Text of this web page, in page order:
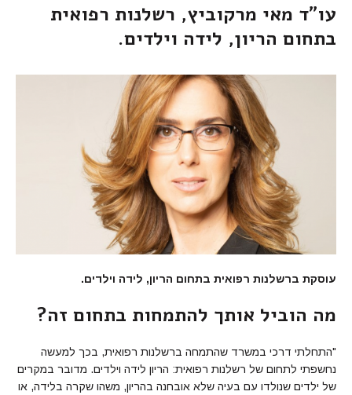
עו"ד מאי מרקוביץ, רשלנות רפואית
בתחום הריון, לידה וילדים.
עוסקת ברשלנות רפואית בתחום הריון, לידה וילדים.
מה הוביל אותך להתמחות בתחום זה?
"התחלתי דרכי במשרד שהתמחה ברשלנות רפואית, בכך למעשה
נחשפתי לתחום של רשלנות רפואית: הריון לידה וילדים. מדובר במקרים
של ילדים שנולדו עם בעיה שלא אובחנה בהריון, משהו שקרה בלידה, או